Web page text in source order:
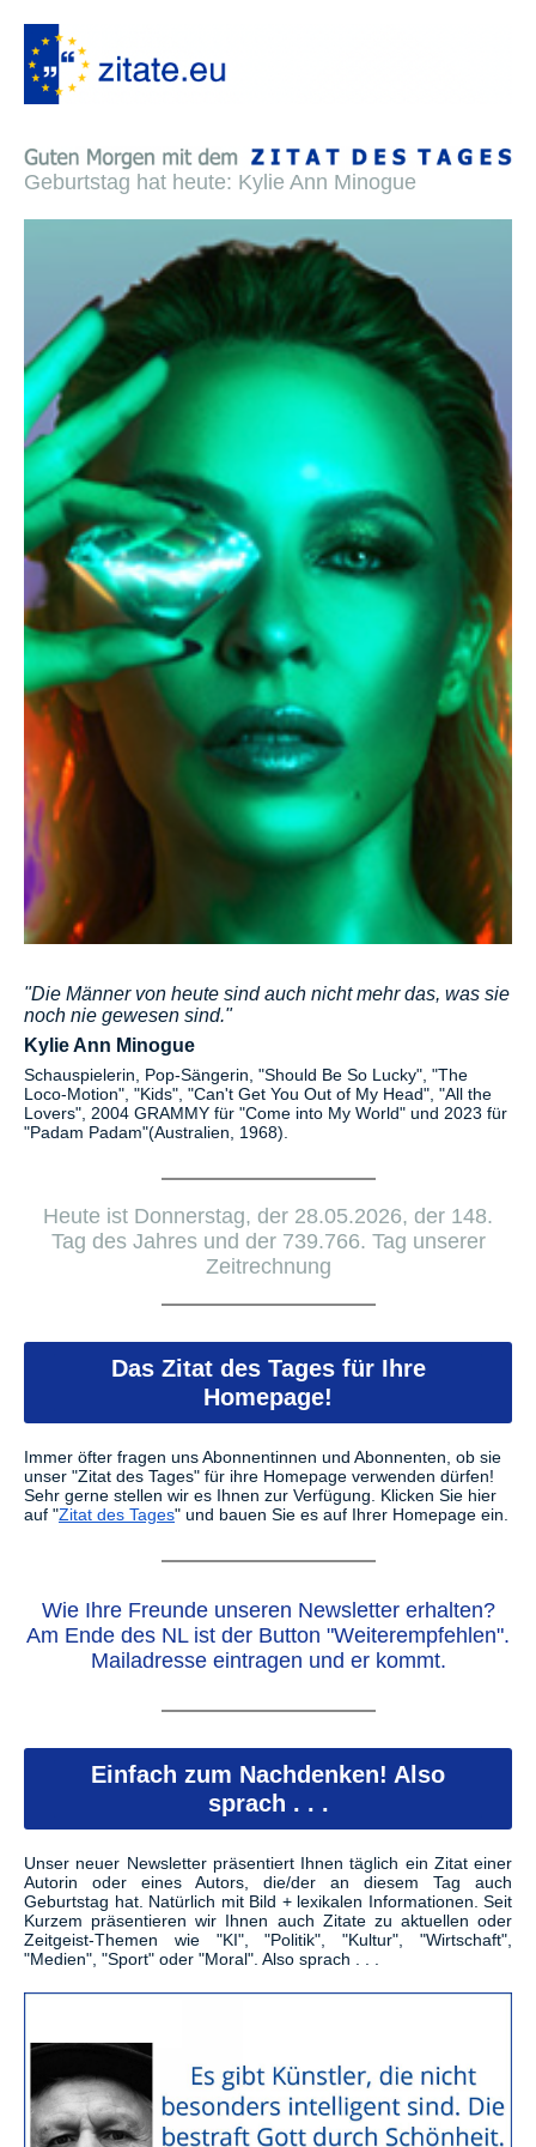
Geburtstag hat heute: Kylie Ann Minogue
"Die Männer von heute sind auch nicht mehr das, was sie
noch nie gewesen sind."
Kylie Ann Minogue
Schauspielerin, Pop-Sängerin, "Should Be So Lucky", "The
Loco-Motion", "Kids", "Can't Get You Out of My Head", "All the
Lovers", 2004 GRAMMY für "Come into My World" und 2023 für
"Padam Padam"(Australien, 1968).
Heute ist Donnerstag, der 28.05.2026, der 148.
Tag des Jahres und der 739.766. Tag unserer
Zeitrechnung
Das Zitat des Tages für Ihre
Homepage!
Immer öfter fragen uns Abonnentinnen und Abonnenten, ob sie
unser "Zitat des Tages" für ihre Homepage verwenden dürfen!
Sehr gerne stellen wir es Ihnen zur Verfügung. Klicken Sie hier
auf "Zitat des Tages" und bauen Sie es auf Ihrer Homepage ein.
Wie Ihre Freunde unseren Newsletter erhalten?
Am Ende des NL ist der Button "Weiterempfehlen".
Mailadresse eintragen und er kommt.
Einfach zum Nachdenken! Also
sprach . . .
Unser neuer Newsletter präsentiert Ihnen täglich ein Zitat einer
Autorin oder eines Autors, die/der an diesem Tag auch
Geburtstag hat. Natürlich mit Bild + lexikalen Informationen. Seit
Kurzem präsentieren wir Ihnen auch Zitate zu aktuellen oder
Zeitgeist-Themen wie "KI", "Politik", "Kultur", "Wirtschaft",
"Medien", "Sport" oder "Moral". Also sprach . . .